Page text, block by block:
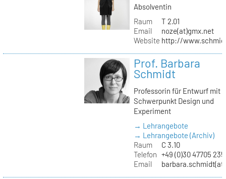
Absolventin
Raum
T 2.01
Email
noze(at)gmx.net
Website http://
Prof. Barbara
Schmidt
Professorin für Entwurf mit
Schwerpunkt Design und
Experiment
→ Lehrangebote
→ Lehrangebote (Archiv)
Raum
C 3.10
Telefon +49 (0)30 47705 235
Email